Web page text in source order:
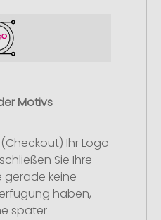
Motivs
Ihr Logo
Sie Ihre
gerade keine
haben,
später